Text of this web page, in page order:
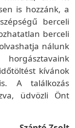
is hozzánk, a
berceli
berceli
nálunk
kívánok
A találkozás
üdvözli Önt